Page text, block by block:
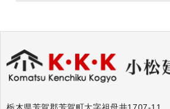
栃木県芳賀郡芳賀町大字祖母井1707-11